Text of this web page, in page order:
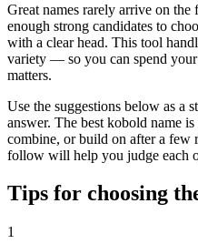
Great names rarely arrive on
enough strong candidates to
with a clear head. This tool
variety — so you can spend
matters.
Use the suggestions below as a
answer. The best kobold name
combine, or build on after a few
follow will help you judge each
Tips for choosing
1